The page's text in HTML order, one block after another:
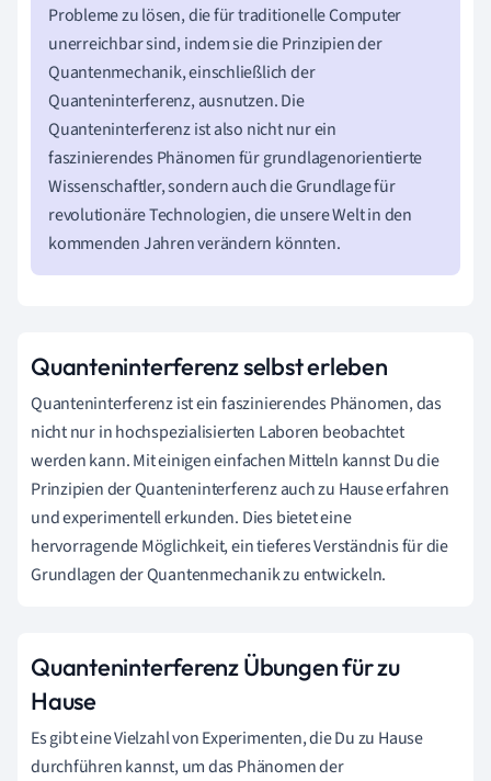
Probleme zu lösen, die für traditionelle Computer
unerreichbar sind, indem sie die Prinzipien der
Quantenmechanik, einschließlich der
Quanteninterferenz, ausnutzen. Die
Quanteninterferenz ist also nicht nur ein
faszinierendes Phänomen für grundlagenorientierte
Wissenschaftler, sondern auch die Grundlage für
revolutionäre Technologien, die unsere Welt in den
kommenden Jahren verändern könnten.
Quanteninterferenz selbst erleben
Quanteninterferenz ist ein faszinierendes Phänomen, das
nicht nur in hochspezialisierten Laboren beobachtet
werden kann. Mit einigen einfachen Mitteln kannst Du die
Prinzipien der Quanteninterferenz auch zu Hause erfahren
und experimentell erkunden. Dies bietet eine
hervorragende Möglichkeit, ein tieferes Verständnis für die
Grundlagen der Quantenmechanik zu entwickeln.
Quanteninterferenz Übungen für zu
Hause
Es gibt eine Vielzahl von Experimenten, die Du zu Hause
durchführen kannst, um das Phänomen der